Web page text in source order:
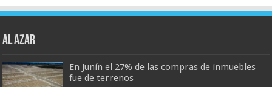
AL AZAR
En Junín el 27% de las compras de inmuebles
fue de terrenos